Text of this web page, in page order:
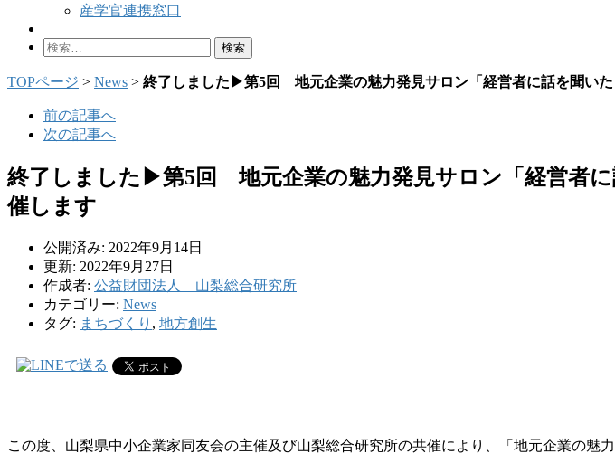
産学官連携窓口
検
TOPページ > News > 終了しました▶第5回 地元企業の魅力発見サロン「経営者に話を聞い
前の記事へ
次の記事へ
終了しました▶第5回 地元企業の魅力発見サロン「経営者
催します
公開済み: 2022年9月14日
更新: 2022年9月27日
作成者: 公益財団法人 山梨総合研究所
カテゴリー: News
タグ: まちづくり , 地方創生
この度、山梨県中小企業家同友会の主催及び山梨総合研究所の共催により、「地元企業の魅